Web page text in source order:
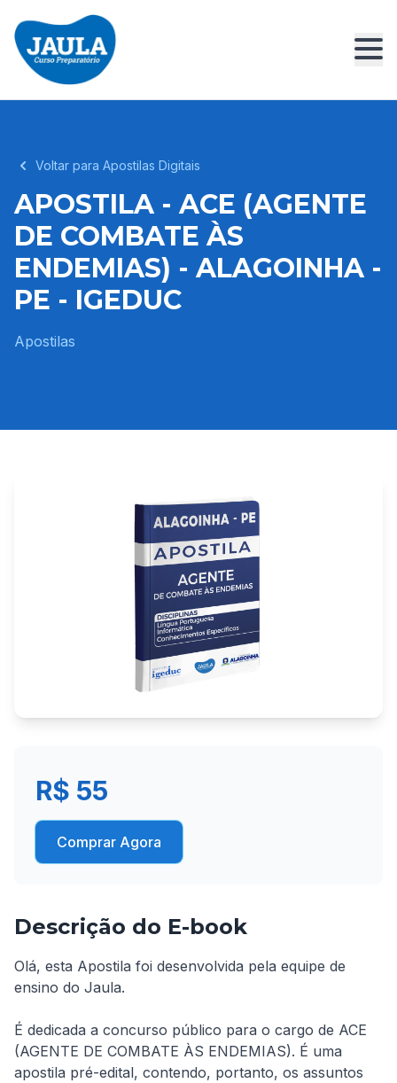
Voltar para Apostilas Digitais
APOSTILA - ACE (AGENTE
DE COMBATE ÀS
ENDEMIAS) - ALAGOINHA -
PE - IGEDUC
Apostilas
R$ 55
Comprar Agora
Descrição do E-book
Olá, esta Apostila foi desenvolvida pela equipe de
ensino do Jaula.
É dedicada a concurso público para o cargo de ACE
(AGENTE DE COMBATE ÀS ENDEMIAS). É uma
apostila pré-edital, contendo, portanto, os assuntos